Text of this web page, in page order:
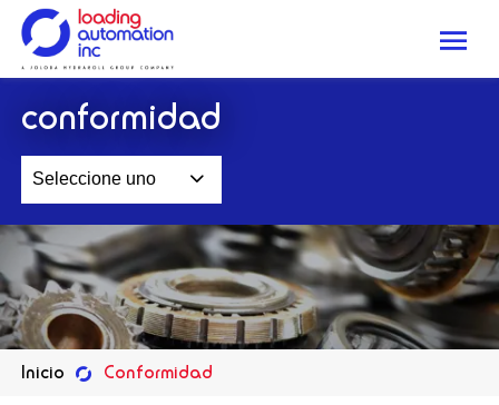
Loading
Automation
Inc
conformidad
Seleccione uno
Inicio Conformidad